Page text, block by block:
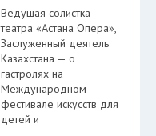
Ведущая солистка
театра «Астана Опера»,
Заслуженный деятель
Казахстана — о
гастролях на
Международном
фестивале искусств для
детей и